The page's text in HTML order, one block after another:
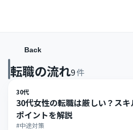
Back
転職の流れ9件
30代
30代女性の転職は厳しい？ス
ポイントを解説
#中途対策